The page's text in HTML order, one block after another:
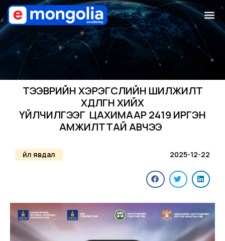
ТЭЭВРИЙН ХЭРЭГСЛИЙН ШИЛЖИЛТ
ХӨДӨЛГӨӨН ХИЙХ
ҮЙЛЧИЛГЭЭГ ЦАХИМААР 2419 ИРГЭН
АМЖИЛТТАЙ АВЧЭЭ
Үйл явдал 2025-12-22